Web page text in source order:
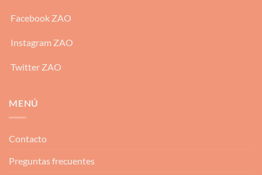
Facebook ZAO
Instagram ZAO
Twitter ZAO
MENÚ
Contacto
Preguntas frecuentes